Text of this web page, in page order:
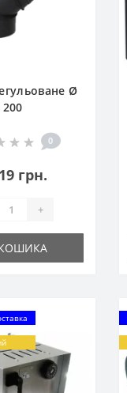
Ø
200
0
грн.
+